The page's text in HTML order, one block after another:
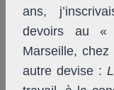
ans,
devoirs au «
Marseille, chez
autre devise :